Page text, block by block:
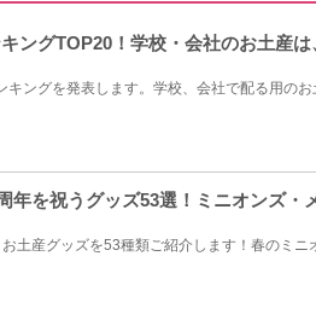
ングTOP20！学校・会社のお土産
ングを発表します。学校、会社で配る用のお
年を祝うグッズ53選！ミニオンズ・
土産グッズを53種類ご紹介します！春のミニ